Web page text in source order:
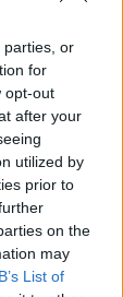
parties, or
for
opt-out
after your
utilized by
prior to
on the
may
List of